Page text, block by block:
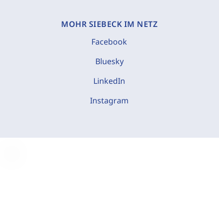
MOHR SIEBECK IM NETZ
Facebook
Bluesky
LinkedIn
Instagram